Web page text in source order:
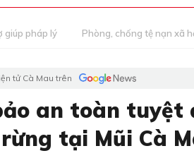
giúp pháp lý Phòng, chống tệ nạn xã
tử Cà Mau trên
an toàn tuyệt
tại Mũi Cà